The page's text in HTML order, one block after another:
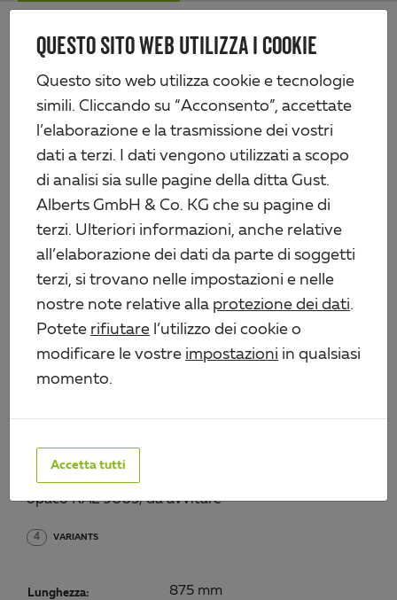
QUESTO SITO WEB UTILIZZA I COOKIE
Questo sito web utilizza cookie e tecnologie
simili. Cliccando su “Acconsento”, accettate
l’elaborazione e la trasmissione dei vostri
dati a terzi. I dati vengono utilizzati a scopo
di analisi sia sulle pagine della ditta Gust.
Alberts GmbH & Co. KG che su pagine di
terzi. Ulteriori informazioni, anche relative
all’elaborazione dei dati da parte di soggetti
terzi, si trovano nelle impostazioni e nelle
nostre note relative alla protezione dei dati.
Potete rifiutare l’utilizzo dei cookie o
modificare le vostre impostazioni in qualsiasi
momento.
Accetta tutti
Skip
content
Alberts
Prodotti
Tecnologia di recinzione
Recinzioni a sbarra doppia e cancelli
Palo di recinzione incl. linguetta di serraggio interna, accorciato, distanza
PALO DI RECINZIONE INCL.
LINGUETTA DI SERRAGGIO
INTERNA, ACCORCIATO,
DISTANZA FORI 400 MM
Per il fissaggio con prese a terra drive-in o supporti
per pali
Materiale/Superficie:
opaco RAL 9005, da avvitare
4 VARIANTS
Lunghezza: 875 mm